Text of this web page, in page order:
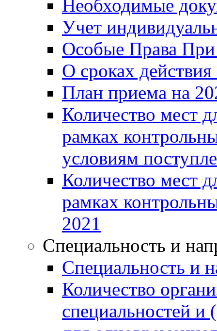
Необходимые
Учет
Особые Права
О сроках
План приема на
Количество мест
рамках
условиям
Количество мест
рамках
2021
Специальность и
Специальность и
Количество
специальностей и